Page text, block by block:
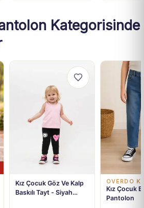
Kategorisinde
Kız Çocuk Göz Ve Kalp
Baskılı Tayt - Siyah
OVERDO
Kız Çocuk
Pantolon